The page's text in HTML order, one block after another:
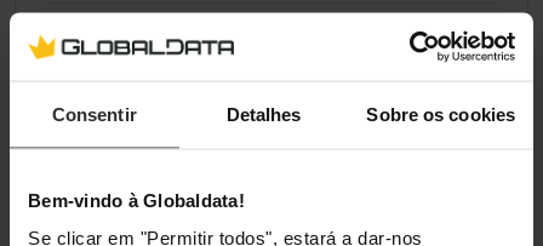
Consentir Detalhes Sobre os cookies
Bem-vindo à Globaldata!
Se clicar em "Permitir todos", estará a dar-nos
Embalagem
Tipo de embalagem Caixa